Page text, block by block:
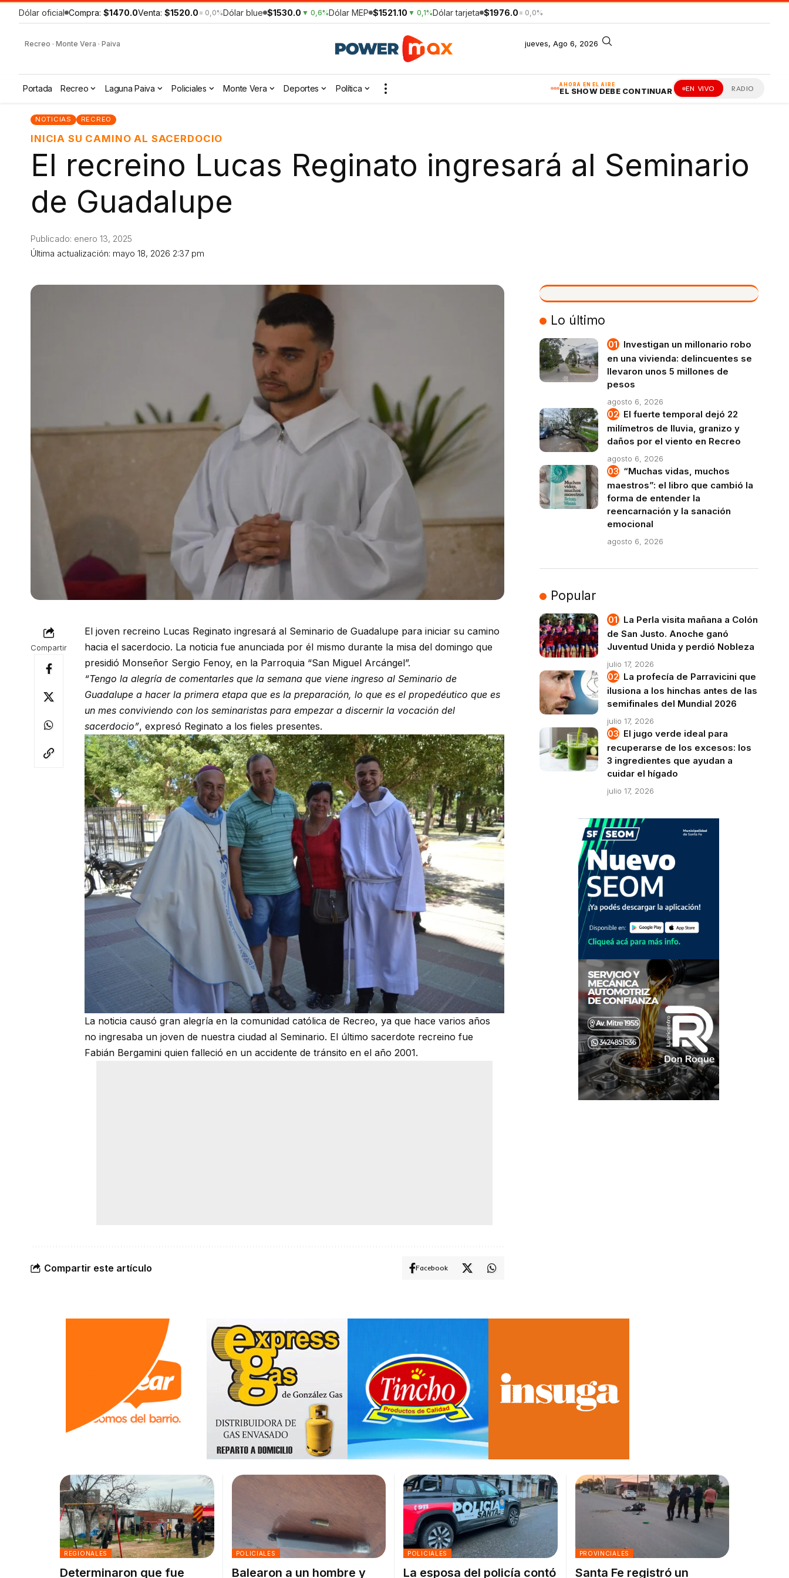
Dólar oficial Compra: $1470.0Venta: $1520.0 = 0,0%Dólar blue $1530.0 ▼ 0,6%Dólar MEP $1521.10 ▼ 0,1%Dólar tarjeta $1976.0 = 0,0%
Recreo · Monte Vera · Paiva jueves, Ago 6, 2026
AHORA EN EL AIRE
EL SHOW DEBE CONTINUAR EN VIVO RADIO
Portada Recreo Laguna Paiva Policiales Monte Vera Deportes Política
NOTICIAS RECREO
INICIA SU CAMINO AL SACERDOCIO
El recreino Lucas Reginato ingresará al Seminario
de Guadalupe
Última actualización: mayo 18, 2026 2:37 pm
Publicado: enero 13, 2025
Compartir
El joven recreino Lucas Reginato ingresará al Seminario de Guadalupe para iniciar su camino
hacia el sacerdocio. La noticia fue anunciada por él mismo durante la misa del domingo que
presidió Monseñor Sergio Fenoy, en la Parroquia “San Miguel Arcángel”.
“Tengo la alegría de comentarles que la semana que viene ingreso al Seminario de
Guadalupe a hacer la primera etapa que es la preparación, lo que es el propedéutico que es
un mes conviviendo con los seminaristas para empezar a discernir la vocación del
sacerdocio”, expresó Reginato a los fieles presentes.
La noticia causó gran alegría en la comunidad católica de Recreo, ya que hace varios años
no ingresaba un joven de nuestra ciudad al Seminario. El último sacerdote recreino fue
Fabián Bergamini quien falleció en un accidente de tránsito en el año 2001.
Compartir este artículo Facebook
VIVO
Lo último
Investigan un millonario robo
en una vivienda: delincuentes se
llevaron unos 5 millones de
pesos
agosto 6, 2026
El fuerte temporal dejó 22
milímetros de lluvia, granizo y
daños por el viento en Recreo
agosto 6, 2026
“Muchas vidas, muchos
maestros”: el libro que cambió la
forma de entender la
reencarnación y la sanación
emocional
agosto 6, 2026
Popular
La Perla visita mañana a Colón
de San Justo. Anoche ganó
Juventud Unida y perdió Nobleza
julio 17, 2026
La profecía de Parravicini que
ilusiona a los hinchas antes de las
semifinales del Mundial 2026
julio 17, 2026
El jugo verde ideal para
recuperarse de los excesos: los
3 ingredientes que ayudan a
cuidar el hígado
julio 17, 2026
REGIONALES
Determinaron que fue
POLICIALES
Balearon a un hombre y
POLICIALES
La esposa del policía contó
PROVINCIALES
Santa Fe registró un